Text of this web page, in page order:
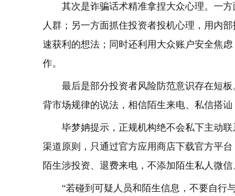
其次是诈骗话术精准拿捏大众心理。一
人群；另一方面抓住投资者投机心理，用内
速获利的想法；同时还利用大众账户安全焦
作。
最后是部分投资者风险防范意识存在短
背市场规律的说法，相信陌生来电、私信搭
毕梦姌提示，正规机构绝不会私下主动
渠道原则，只通过官方应用商店下载官方平
陌生涉投资、退费来电，不添加陌生私人微信
“若碰到可疑人员和陌生信息，不要自行